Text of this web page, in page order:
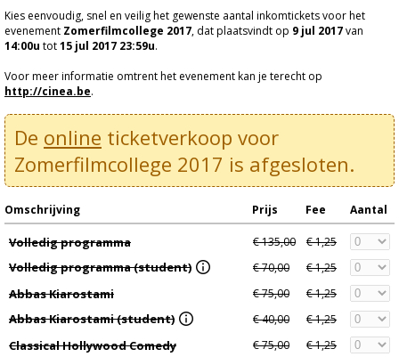
Kies eenvoudig, snel en veilig het gewenste aantal inkomtickets voor het
evenement Zomerfilmcollege 2017, dat plaatsvindt op 9 jul 2017van
14:00u tot15 jul 2017 23:59u.
Voor meer informatie omtrent het evenement kan je terecht op
http://cinea.be.
De online ticketverkoop voor
Zomerfilmcollege 2017 is afgesloten.
Omschrijving Prijs Fee Aantal
Volledig programma € 135,00 € 1,25
Volledig programma (student) € 70,00 € 1,25
Abbas Kiarostami € 75,00 € 1,25
Abbas Kiarostami (student) € 40,00 € 1,25
Classical Hollywood Comedy € 75,00 € 1,25